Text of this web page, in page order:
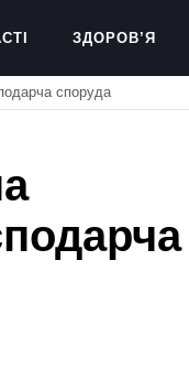
ЗДОРОВ’Я
споруда